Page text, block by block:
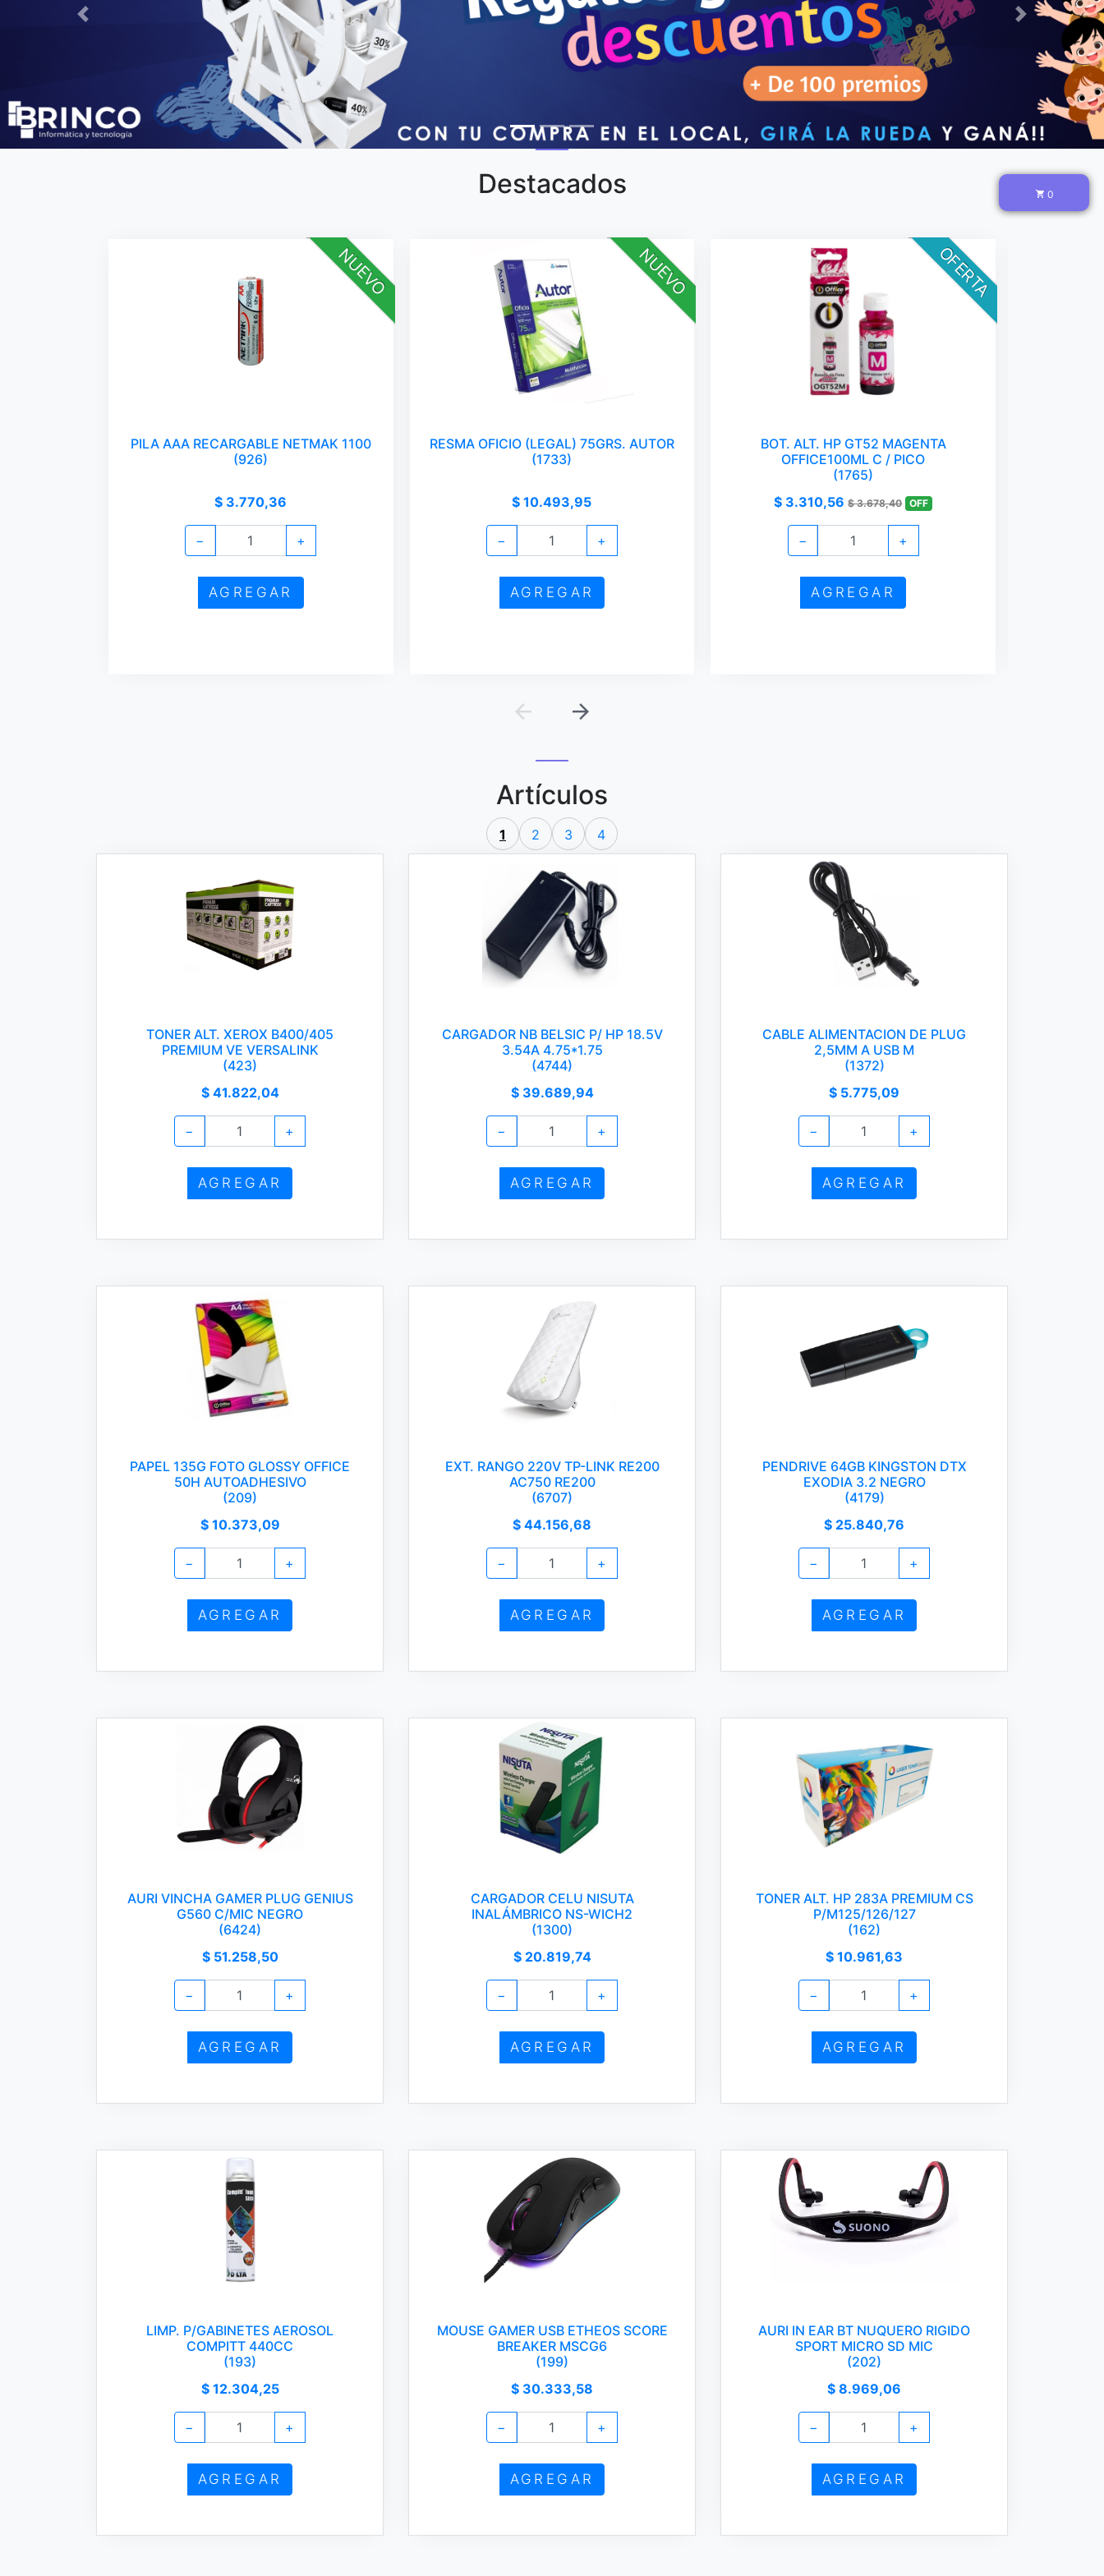
Previous Next
Destacados
PILA AAA RECARGABLE NETMAK 1100
(926)
$ 3.770,36
− +
AGREGAR
NUEVO
RESMA OFICIO (LEGAL) 75GRS. AUTOR
(1733)
$ 10.493,95
− +
AGREGAR
NUEVO
BOT. ALT. HP GT52 MAGENTA
OFFICE100ML C / PICO
(1765)
$ 3.310,56$ 3.678,40 OFF
− +
AGREGAR
OFERTA
Artículos
1 2 3 4
TONER ALT. XEROX B400/405
PREMIUM VE VERSALINK
(423)
$ 41.822,04
− +
AGREGAR
CARGADOR NB BELSIC P/ HP 18.5V
3.54A 4.75*1.75
(4744)
$ 39.689,94
− +
AGREGAR
CABLE ALIMENTACION DE PLUG
2,5MM A USB M
(1372)
$ 5.775,09
− +
AGREGAR
PAPEL 135G FOTO GLOSSY OFFICE
50H AUTOADHESIVO
(209)
$ 10.373,09
− +
AGREGAR
EXT. RANGO 220V TP-LINK RE200
AC750 RE200
(6707)
$ 44.156,68
− +
AGREGAR
PENDRIVE 64GB KINGSTON DTX
EXODIA 3.2 NEGRO
(4179)
$ 25.840,76
− +
AGREGAR
AURI VINCHA GAMER PLUG GENIUS
G560 C/MIC NEGRO
(6424)
$ 51.258,50
− +
AGREGAR
CARGADOR CELU NISUTA
INALÁMBRICO NS-WICH2
(1300)
$ 20.819,74
− +
AGREGAR
TONER ALT. HP 283A PREMIUM CS
P/M125/126/127
(162)
$ 10.961,63
− +
AGREGAR
LIMP. P/GABINETES AEROSOL
COMPITT 440CC
(193)
$ 12.304,25
− +
AGREGAR
MOUSE GAMER USB ETHEOS SCORE
BREAKER MSCG6
(199)
$ 30.333,58
− +
AGREGAR
AURI IN EAR BT NUQUERO RIGIDO
SPORT MICRO SD MIC
(202)
$ 8.969,06
− +
AGREGAR
0